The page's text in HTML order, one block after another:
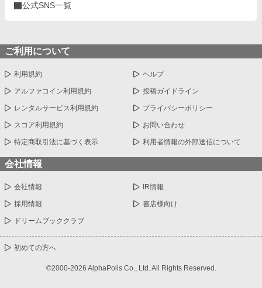
公式SNS一覧
ご利用について
利用規約 ヘルプ
アルファコイン利用規約 投稿ガイドライン
レンタルサービス利用規約 プライバシーポリシー
スコア利用規約 お問い合わせ
特定商取引法に基づく表示 利用者情報の外部送信について
会社情報
会社情報 IR情報
採用情報 書店様向け
ドリームブッククラブ
初めての方へ
©2000-2026 AlphaPolis Co., Ltd. All Rights Reserved.